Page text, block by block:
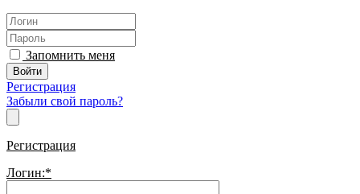
Запомнить меня
Регистрация
Забыли свой пароль?
Регистрация
Логин:*